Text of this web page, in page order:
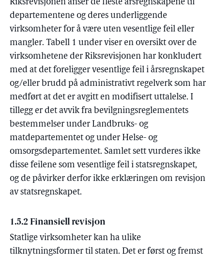
Riksrevisjonen anser de fleste årsregnskapene til
departementene og deres underliggende
virksomheter for å være uten vesentlige feil eller
mangler. Tabell 1 under viser en oversikt over de
virksomhetene der Riksrevisjonen har konkludert
med at det foreligger vesentlige feil i årsregnskapet
og/eller brudd på administrativt regelverk som har
medført at det er avgitt en modifisert uttalelse. I
tillegg er det avvik fra bevilgningsreglementets
bestemmelser under Landbruks- og
matdepartementet og under Helse- og
omsorgsdepartementet. Samlet sett vurderes ikke
disse feilene som vesentlige feil i statsregnskapet,
og de påvirker derfor ikke erklæringen om revisjon
av statsregnskapet.
1.5.2 Finansiell revisjon
Statlige virksomheter kan ha ulike
tilknytningsformer til staten. Det er først og fremst